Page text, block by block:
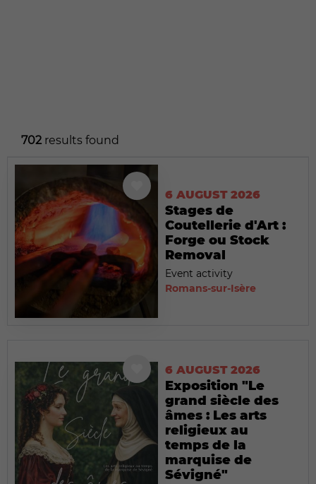
702 results found
6 AUGUST 2026
Stages de
Coutellerie d'Art :
Forge ou Stock
Removal
Event activity
Romans-sur-Isère
6 AUGUST 2026
Exposition "Le
grand siècle des
âmes : Les arts
religieux au
temps de la
marquise de
Sévigné"